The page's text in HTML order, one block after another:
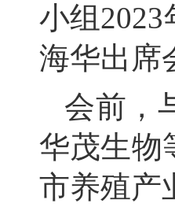
小组
海华出席
会前，
华茂生物
市养殖产